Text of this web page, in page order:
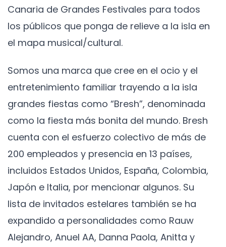
Canaria de Grandes Festivales para todos
los públicos que ponga de relieve a la isla en
el mapa musical/cultural.
Somos una marca que cree en el ocio y el
entretenimiento familiar trayendo a la isla
grandes fiestas como “Bresh”, denominada
como la fiesta más bonita del mundo. Bresh
cuenta con el esfuerzo colectivo de más de
200 empleados y presencia en 13 países,
incluidos Estados Unidos, España, Colombia,
Japón e Italia, por mencionar algunos. Su
lista de invitados estelares también se ha
expandido a personalidades como Rauw
Alejandro, Anuel AA, Danna Paola, Anitta y